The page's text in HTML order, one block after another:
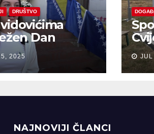
DRUŠTVO
Dan
na žrtve
u
2025
NAJNOVIJI ČLANCI